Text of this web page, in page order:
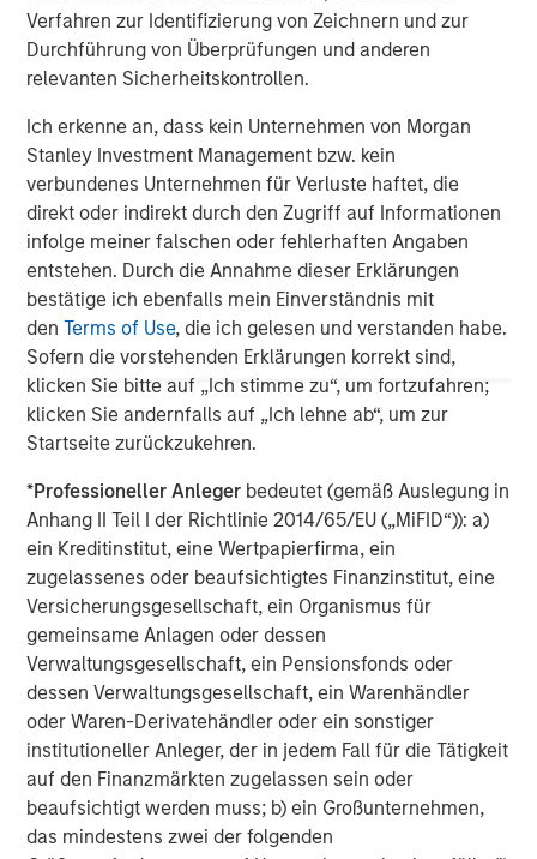
Verfahren zur Identifizierung von Zeichnern und zur
Durchführung von Überprüfungen und anderen
relevanten Sicherheitskontrollen.
Ich erkenne an, dass kein Unternehmen von Morgan
Stanley Investment Management bzw. kein
verbundenes Unternehmen für Verluste haftet, die
direkt oder indirekt durch den Zugriff auf Informationen
infolge meiner falschen oder fehlerhaften Angaben
entstehen. Durch die Annahme dieser Erklärungen
bestätige ich ebenfalls mein Einverständnis mit
denTerms of Use, die ich gelesen und verstanden habe.
Sofern die vorstehenden Erklärungen korrekt sind,
klicken Sie bitte auf „Ich stimme zu“, um fortzufahren;
klicken Sie andernfalls auf „Ich lehne ab“, um zur
Startseite zurückzukehren.
*Professioneller Anleger bedeutet (gemäß Auslegung in
Anhang II Teil I der Richtlinie 2014/65/EU („MiFID“)): a)
ein Kreditinstitut, eine Wertpapierfirma, ein
zugelassenes oder beaufsichtigtes Finanzinstitut, eine
Versicherungsgesellschaft, ein Organismus für
gemeinsame Anlagen oder dessen
Verwaltungsgesellschaft, ein Pensionsfonds oder
dessen Verwaltungsgesellschaft, ein Warenhändler
oder Waren-Derivatehändler oder ein sonstiger
institutioneller Anleger, der in jedem Fall für die Tätigkeit
auf den Finanzmärkten zugelassen sein oder
beaufsichtigt werden muss; b) ein Großunternehmen,
das mindestens zwei der folgenden
that operate in the technology, healthcare, consumer,
digital media and other high-growth sectors.
MSIM Spokesperson
David N. Miller
Managing Director
Pete D. Chung
Managing Director
Melissa Daniels
Managing Director